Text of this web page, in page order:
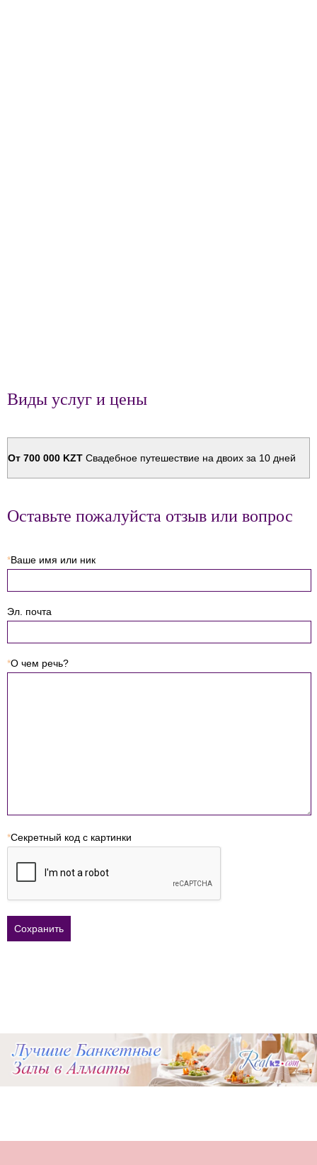
Виды услуг и цены
От 700 000 KZT Свадебное путешествие на двоих за 10 дней
Оставьте пожалуйста отзыв или вопрос
*Ваше имя или ник
Эл. почта
*О чем речь?
*Секретный код с картинки